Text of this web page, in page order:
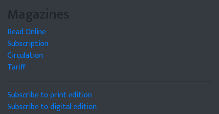
Magazines
Read Online
Subscription
Circulation
Tariff
Subscribe to print edition
Subscribe to digital edition